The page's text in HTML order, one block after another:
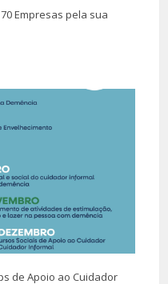
Empresas pela sua
de Apoio ao Cuidador